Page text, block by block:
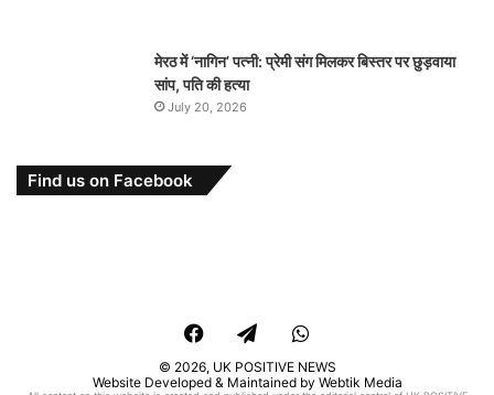
मेरठ में ‘नागिन’ पत्नी: प्रेमी संग मिलकर बिस्तर पर छुड़वाया
सांप, पति की हत्या
July 20, 2026
Find us on Facebook
FacebookTelegramWhatsApp
© 2026, UK POSITIVE NEWS
Website Developed & Maintained by Webtik Media